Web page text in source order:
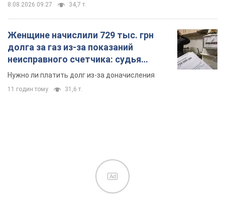
8.08.2026 09:27 34,7 т.
Женщине начислили 729 тыс. грн
долга за газ из-за показаний
неисправного счетчика: судья
вынес неожиданное решение
Нужно ли платить долг из-за доначисления
11 годин тому 31,6 т.
Ad